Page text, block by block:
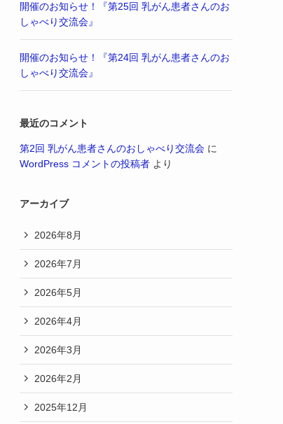
開催のお知らせ！『第25回 乳がん患者さんのお
しゃべり交流会』
開催のお知らせ！『第24回 乳がん患者さんのお
しゃべり交流会』
最近のコメント
第2回 乳がん患者さんのおしゃべり交流会 に
WordPress コメントの投稿者 より
アーカイブ
2026年8月
2026年7月
2026年5月
2026年4月
2026年3月
2026年2月
2025年12月